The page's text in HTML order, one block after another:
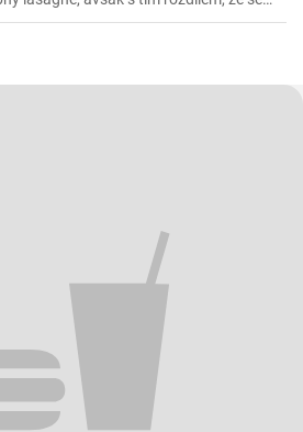
a sýrem, a to vše se zapéká v troubě.
Itálii, konkrétně v regionu Ligurie.